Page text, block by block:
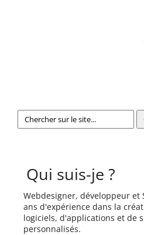
Qui suis-je ?
Webdesigner, développeur et
ans d'expérience dans la
logiciels, d'applications et de
personnalisés.